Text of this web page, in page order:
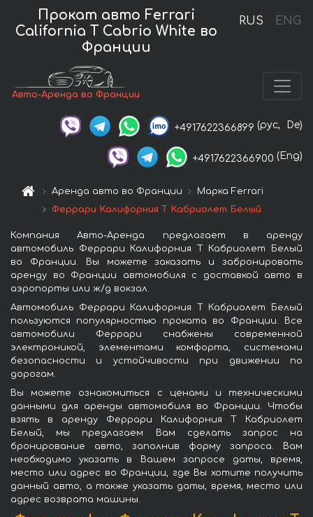
RUS ENG
Прокат авто Ferrari
California T Cabrio White во
Франции
Авто-Аренда во Франции
+4917622366899 (рус, De)
+4917622366900 (Eng)
Аренда авто во Франции
Марка Ferrari
Феррари Калифорния Т Кабриолет Белый
Компания Авто-Аренда предлагает в аренду
автомобиль Феррари Калифорния Т Кабриолет Белый
во Франции. Вы можете заказать и забронировать
аренду во Франции автомобиля с доставкой авто в
аэропорты или ж/д вокзал.
Автомобиль Феррари Калифорния Т Кабриолет Белый
пользуются популярностью проката во Франции. Все
автомобили Феррари снабжены современной
электроникой, элементами комфорта, системами
безопасности и устойчивости при движении по
дорогам.
Вы можете ознакомиться с ценами и техническими
данными для аренды автомобиля во Франции. Чтобы
взять в аренду Феррари Калифорния Т Кабриолет
Белый, мы предлагаем Вам сделать запрос на
бронирование авто, заполнив форму запроса. Вам
необходимо указать в Вашем запросе даты, время,
место или адрес во Франции, где Вы хотите получить
данный авто, а также указать даты, время, место или
адрес возврата машины.